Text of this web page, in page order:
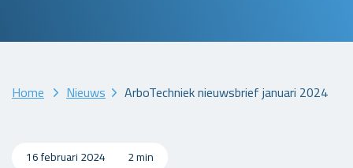
Home Nieuws ArboTechniek nieuwsbrief januari 2024
16 februari 2024 2 min